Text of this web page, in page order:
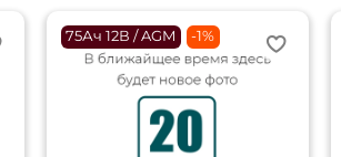
75Ач 12В / AGM -1%